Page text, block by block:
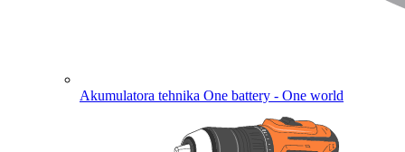
Akumulatora tehnika One battery - One world